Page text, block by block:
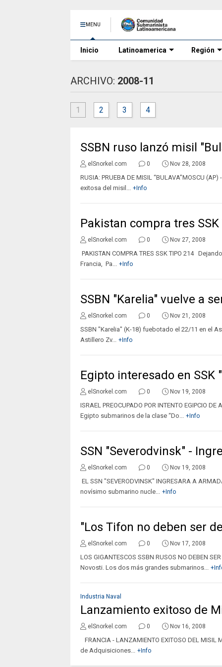
MENU
Inicio Latinoamerica Región
ARCHIVO: 2008-11
1 2 3 4
SSBN ruso lanzó misil
elSnorkel.com 0 Nov 28, 2008
RUSIA: PRUEBA DE MISIL “BULAVA”MOSCU
exitosa del misil... +Info
Pakistan compra tres
elSnorkel.com 0 Nov 27, 2008
PAKISTAN COMPRA TRES SSK TIPO 214
Francia, Pa... +Info
SSBN "Karelia" vuelve a
elSnorkel.com 0 Nov 21, 2008
SSBN "Karelia" (K-18) fuebotado el 22/11 en el
Astillero Zv... +Info
Egipto interesado en SSK
elSnorkel.com 0 Nov 19, 2008
ISRAEL PREOCUPADO POR INTENTO EGIPCIO
Egipto submarinos de la clase “Do... +Info
SSN "Severodvinsk" -
elSnorkel.com 0 Nov 19, 2008
EL SSN "SEVERODVINSK" INGRESARA A
novísimo submarino nucle... +Info
"Los Tifon no deben ser
elSnorkel.com 0 Nov 17, 2008
LOS GIGANTESCOS SSBN RUSOS NO DEBEN
Novosti. Los dos más grandes submarinos...
Industria Naval
Lanzamiento exitoso de
elSnorkel.com 0 Nov 16, 2008
FRANCIA - LANZAMIENTO EXITOSO DEL
de Adquisiciones... +Info